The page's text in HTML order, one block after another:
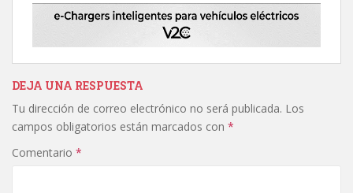
DEJA UNA RESPUESTA
Tu dirección de correo electrónico no será publicada. Los
campos obligatorios están marcados con *
Comentario *